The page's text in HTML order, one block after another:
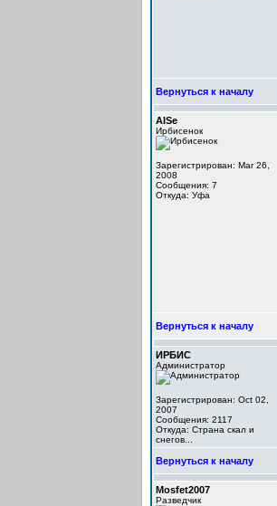
Вернуться к началу
AISe
Ирбисенок
Зарегистрирован: Mar 26,
2008
Сообщения: 7
Откуда: Уфа
Вернуться к началу
ИРБИС
Администратор
Зарегистрирован: Oct 02,
2007
Сообщения: 2117
Откуда: Cтрана скал и
снегов...
Вернуться к началу
Mosfet2007
Разведчик